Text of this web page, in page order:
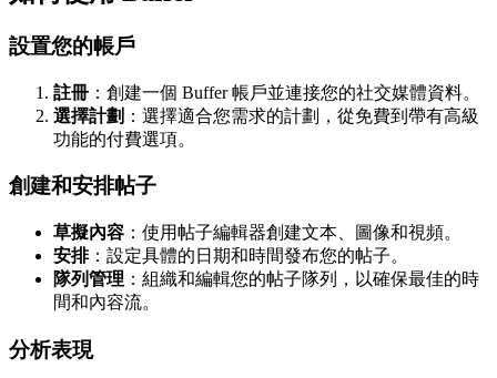
設置您的帳戶
註冊 ：創建一個 Buffer 帳戶並連接您的社交媒體資料。
選擇計劃 ：選擇適合您需求的計劃，從免費到帶有高級
功能的付費選項。
創建和安排帖子
草擬內容 ：使用帖子編輯器創建文本、圖像和視頻。
安排：設定具體的日期和時間發布您的帖子。
隊列管理 ：組織和編輯您的帖子隊列，以確保最佳的時
間和內容流。
分析表現